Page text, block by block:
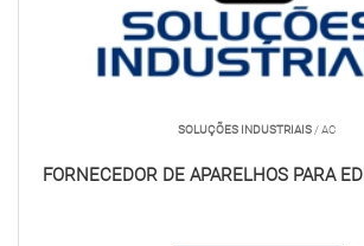
SOLUÇÕES INDUSTRIAIS/ AC
FORNECEDOR DE APARELHOS PARA